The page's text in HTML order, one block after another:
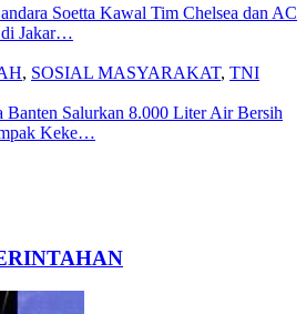
Soetta Kawal Tim Chelsea dan AC
di Jakar…
, SOSIAL MASYARAKAT, TNI
Banten Salurkan 8.000 Liter Air Bersih
Keke…